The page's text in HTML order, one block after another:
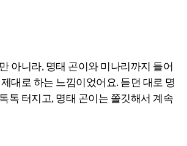
아니라, 명태 곤이와 미나리까지 들어
대로 하는 느낌이었어요. 듣던 대로 명
톡 터지고, 명태 곤이는 쫄깃해서 계속